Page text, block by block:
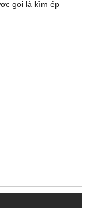
gọi là kìm ép